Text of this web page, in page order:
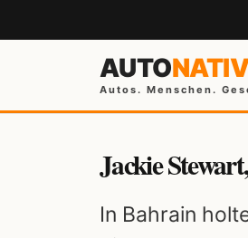
AUTO
Autos. Menschen.
Jackie
In Bahrain